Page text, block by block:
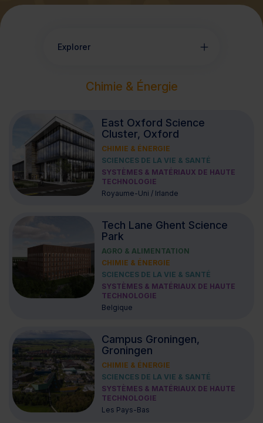
Explorer
Chimie & Énergie
CHIMIE & ÉNERGIE
SCIENCES DE LA VIE & SANTÉ
SYSTÈMES & MATÉRIAUX DE HAUTE
TECHNOLOGIE
Royaume-Uni / Irlande
East Oxford Science
Cluster, Oxford
AGRO & ALIMENTATION
CHIMIE & ÉNERGIE
SCIENCES DE LA VIE & SANTÉ
SYSTÈMES & MATÉRIAUX DE HAUTE
TECHNOLOGIE
Belgique
Tech Lane Ghent Science
Park
CHIMIE & ÉNERGIE
SCIENCES DE LA VIE & SANTÉ
SYSTÈMES & MATÉRIAUX DE HAUTE
TECHNOLOGIE
Les Pays-Bas
Campus Groningen,
Groningen